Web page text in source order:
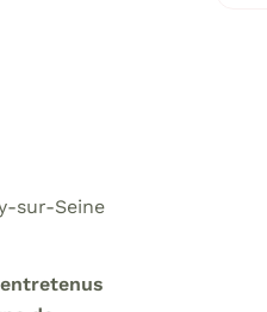
sur-Seine